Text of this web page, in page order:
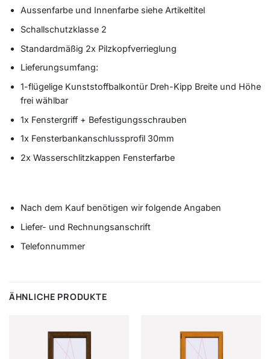
Aussenfarbe und Innenfarbe siehe Artikeltitel
Schallschutzklasse 2
Standardmäßig 2x Pilzkopfverrieglung
Lieferungsumfang:
1-flügelige Kunststoffbalkontür Dreh-Kipp Breite und Höhe
frei wählbar
1x Fenstergriff + Befestigungsschrauben
1x Fensterbankanschlussprofil 30mm
2x Wasserschlitzkappen Fensterfarbe
Nach dem Kauf benötigen wir folgende Angaben
Liefer- und Rechnungsanschrift
Telefonnummer
ÄHNLICHE PRODUKTE